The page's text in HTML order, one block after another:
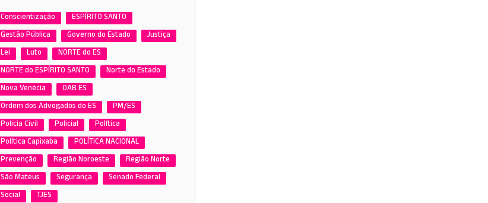
Conscientização
ESPÍRITO SANTO
Gestão Pública
Governo do Estado
Justiça
Lei
Luto
NORTE do ES
NORTE do ESPÍRITO SANTO
Norte do Estado
Nova Venécia
OAB ES
Ordem dos Advogados do ES
PM/ES
Policia Civil
Policial
Política
Política Capixaba
POLÍTICA NACIONAL
Prevenção
Região Noroeste
Região Norte
São Mateus
Segurança
Senado Federal
Social
TJES